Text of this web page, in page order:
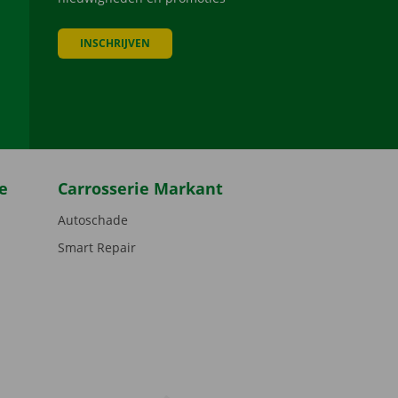
INSCHRIJVEN
Carrosserie Markant
Autoschade
Smart Repair